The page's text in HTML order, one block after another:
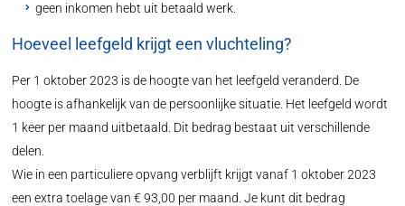
geen inkomen hebt uit betaald werk.
Hoeveel leefgeld krijgt een vluchteling?
Per 1 oktober 2023 is de hoogte van het leefgeld veranderd. De
hoogte is afhankelijk van de persoonlijke situatie. Het leefgeld wordt
1 keer per maand uitbetaald. Dit bedrag bestaat uit verschillende
delen.
Wie in een particuliere opvang verblijft krijgt vanaf 1 oktober 2023
een extra toelage van € 93,00 per maand. Je kunt dit bedrag